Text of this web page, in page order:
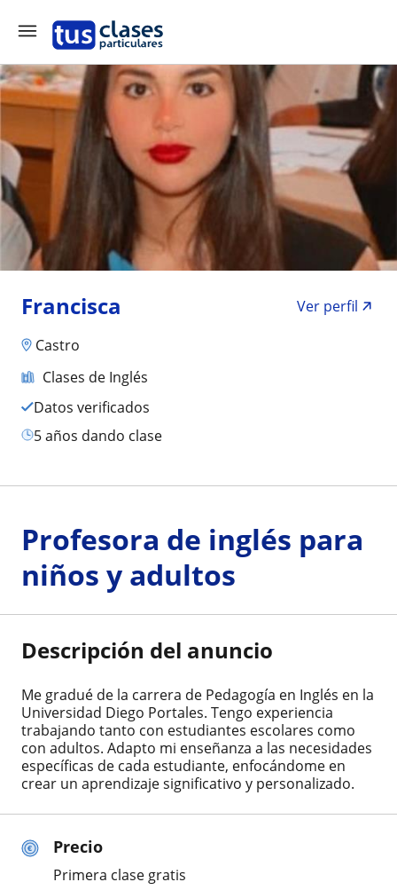
Francisca
Ver perfil
Castro
Clases de Inglés
Datos verificados
5 años dando clase
Precio
Primera clase gratis
Profesora de inglés para
niños y adultos
Descripción del anuncio
Me gradué de la carrera de Pedagogía en Inglés en la
Universidad Diego Portales. Tengo experiencia
trabajando tanto con estudiantes escolares como
con adultos. Adapto mi enseñanza a las necesidades
específicas de cada estudiante, enfocándome en
crear un aprendizaje significativo y personalizado.